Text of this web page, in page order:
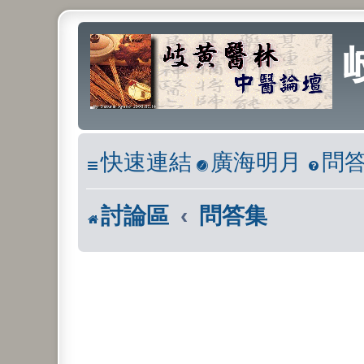
快速連結 廣海明月 問
討論區 問答集